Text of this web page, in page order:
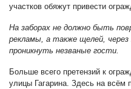
участков обяжут привести
На заборах не должно быть
рекламы, а также щелей,
проникнуть незваные гости.
Больше всего претензий к
улицы Гагарина. Здесь на всём